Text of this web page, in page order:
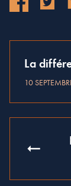
La
10